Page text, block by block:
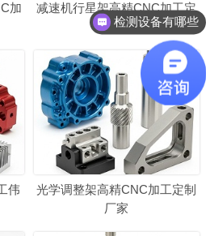
加
减速机行星架高精CNC加工定
制厂家
伟
光学调整架高精CNC加工定制
厂家
检测设备有哪些